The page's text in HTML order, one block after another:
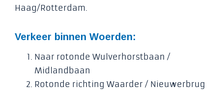
Haag/Rotterdam.
Verkeer binnen Woerden:
Naar rotonde Wulverhorstbaan /
Midlandbaan
Rotonde richting Waarder / Nieuwerbrug